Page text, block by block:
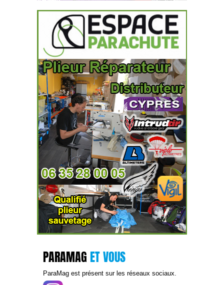
PARAMAG ET VOUS
ParaMag est présent sur les réseaux sociaux.